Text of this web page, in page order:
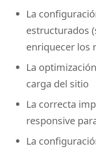
La
estructurados
enriquecer los
La
carga del sitio
La correcta
responsive
La